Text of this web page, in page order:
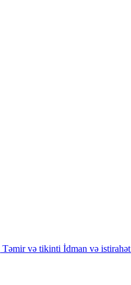
Təmir və tikinti İdman və istirahət